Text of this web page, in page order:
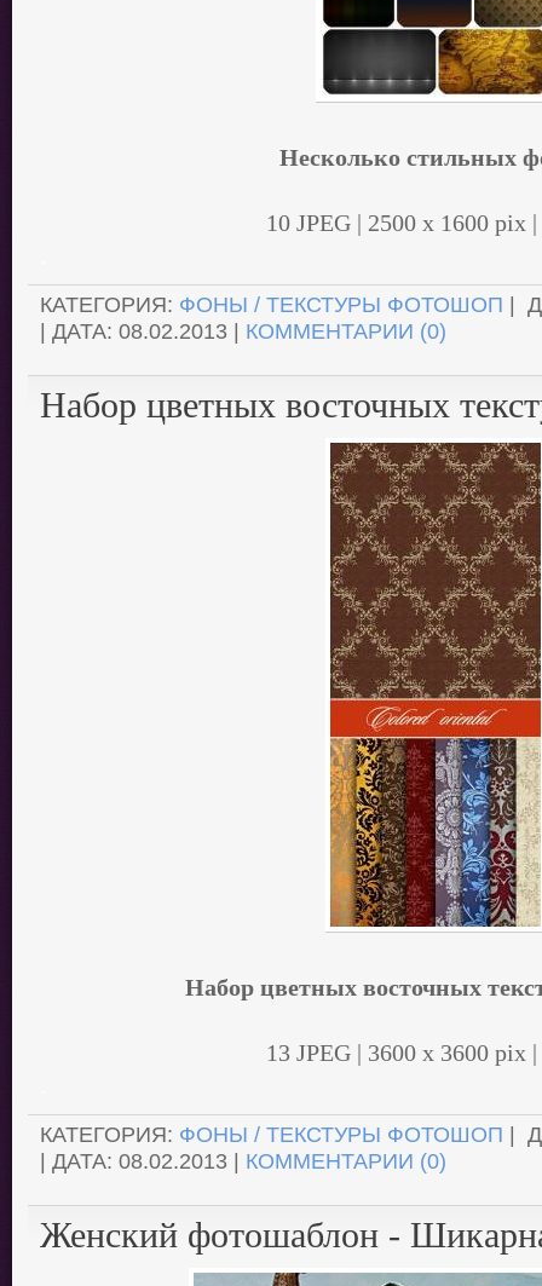
Несколько стильных
10 JPEG | 2500 x 1600 pix
КАТЕГОРИЯ: ФОНЫ / ТЕКСТУРЫ ФОТОШОП |
| ДАТА: 08.02.2013 | КОММЕНТАРИИ (0)
Набор цветных восточных
Набор цветных восточных
13 JPEG | 3600 х 3600 pix
КАТЕГОРИЯ: ФОНЫ / ТЕКСТУРЫ ФОТОШОП |
| ДАТА: 08.02.2013 | КОММЕНТАРИИ (0)
Женский фотошаблон -